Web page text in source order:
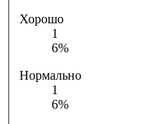
Хорошо
1
6%
Нормально
1
6%